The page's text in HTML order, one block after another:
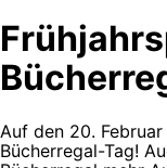
Auf den 20.
Bücherregal-Tag!